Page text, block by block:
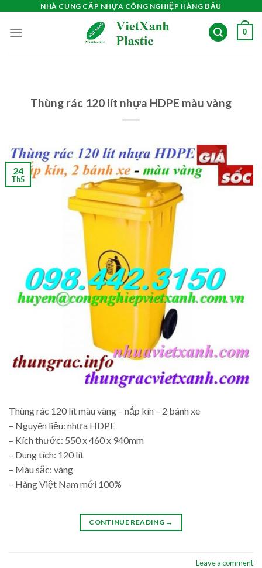
content
NHÀ CUNG CẤP NHỰA CÔNG NGHIỆP HÀNG ĐẦU
0
Thùng rác 120 lít nhựa HDPE màu vàng
24
Th5
Thùng rác 120 lít màu vàng – nắp kín – 2 bánh xe
– Nguyên liệu: nhựa HDPE
– Kích thước: 550 x 460 x 940mm
– Dung tích: 120 lít
– Màu sắc: vàng
– Hàng Việt Nam mới 100%
CONTINUE READING →
Leave a comment